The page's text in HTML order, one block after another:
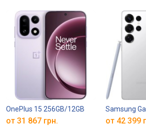
8GB
OnePlus 15 256GB/12GB
от 31 867 грн.
Samsung
от 42 399